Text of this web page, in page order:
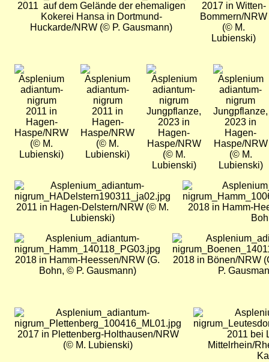
2011 auf dem Gelände der ehemaligen
Kokerei Hansa in Dortmund-
Huckarde/NRW (© P. Gausmann)
2017 in Witten-
Bommern/NRW
(© M.
Lubienski)
Bild
2011 in
Hagen-
Haspe/NRW
(© M.
Lubienski)
Bild
2011 in
Hagen-
Haspe/NRW
(© M.
Lubienski)
Bild
Jungpflanze,
2023 in
Hagen-
Haspe/NRW
(© M.
Lubienski)
Bild
Jungpflanze,
2023 in
Hagen-
Haspe/NRW
(© M.
Lubienski)
Bild
2011 in Hagen-Delstern/NRW (© M.
Lubienski)
Bild
2018 in Hamm-
Bild
2018 in Hamm-Heessen/NRW (G.
Bohn, © P. Gausmann)
Bild
2018 in Bönen/NRW
P.
Bild
2017 in Plettenberg-Holthausen/NRW
(© M. Lubienski)
Bild
2011 bei
Mittelrhein/